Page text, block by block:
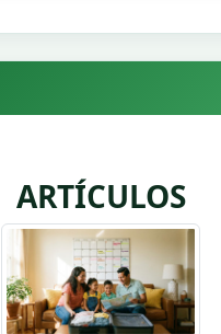
ARTÍCULOS